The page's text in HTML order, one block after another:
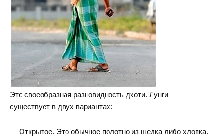
Это своеобразная разновидность дхоти. Лунги
существует в двух вариантах:
— Открытое. Это обычное полотно из шелка либо хлопка.